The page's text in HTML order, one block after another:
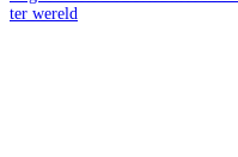
ter wereld